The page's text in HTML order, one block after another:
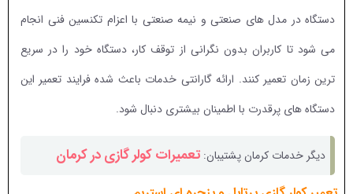
دستگاه در مدل های صنعتی و نیمه صنعتی با اعزام تکنسین فنی انجام
می شود تا کاربران بدون نگرانی از توقف کار، دستگاه خود را در سریع
ترین زمان تعمیر کنند. ارائه گارانتی خدمات باعث شده فرایند تعمیر این
دستگاه های پرقدرت با اطمینان بیشتری دنبال شود.
دیگر خدمات کرمان پشتیبان: تعمیرات کولر گازی در کرمان